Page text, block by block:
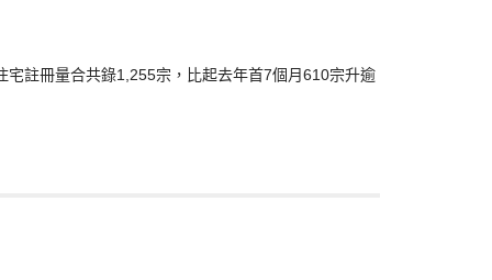
註冊量合共錄1,255宗，比起去年首7個月610宗升逾